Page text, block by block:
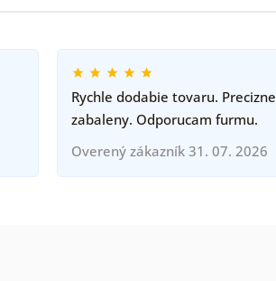
Rychle dodabie tovaru. Precizne
zabaleny. Odporucam furmu.
Overený zákazník 31. 07. 2026